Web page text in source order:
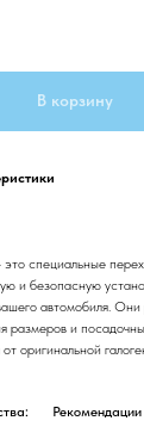
В корзину
специальные
и безопасную
автомобиля.
размеров и
оригинальной